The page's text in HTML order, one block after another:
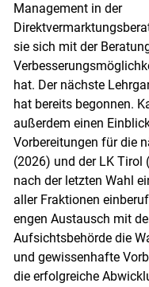
Management in der
sie sich mit der
hat. Der nächste
hat bereits begonnen.
außerdem einen
Vorbereitungen für die
(2026) und der LK Tirol
nach der letzten Wahl
aller Fraktionen
engen Austausch mit
Aufsichtsbehörde die
und gewissenhafte
die erfolgreiche